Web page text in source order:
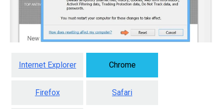
Internet Explorer Chrome
Firefox Safari